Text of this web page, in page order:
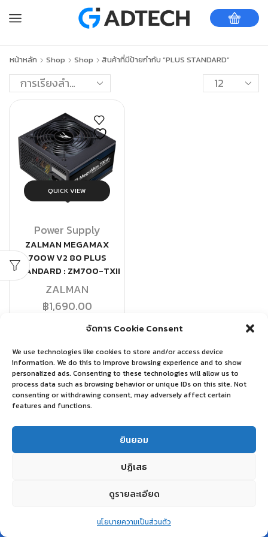
จัดการ Cookie Consent
We use technologies like cookies to store and/or access device
information. We do this to improve browsing experience and to show
personalized ads. Consenting to these technologies will allow us to
process data such as browsing behavior or unique IDs on this site. Not
consenting or withdrawing consent, may adversely affect certain
features and functions.
ยินยอม
ปฏิเสธ
ดูรายละเอียด
นโยบายความเป็นส่วนตัว
หน้าหลัก Shop Shop สินค้าที่มีป้ายกำกับ “PLUS STANDARD”
QUICK VIEW
Power Supply
ZALMAN MEGAMAX
700W V2 80 PLUS
STANDARD : ZM700-TXII
ZALMAN
฿1,690.00
หยิบใส่ตะกร้า
Wishlist